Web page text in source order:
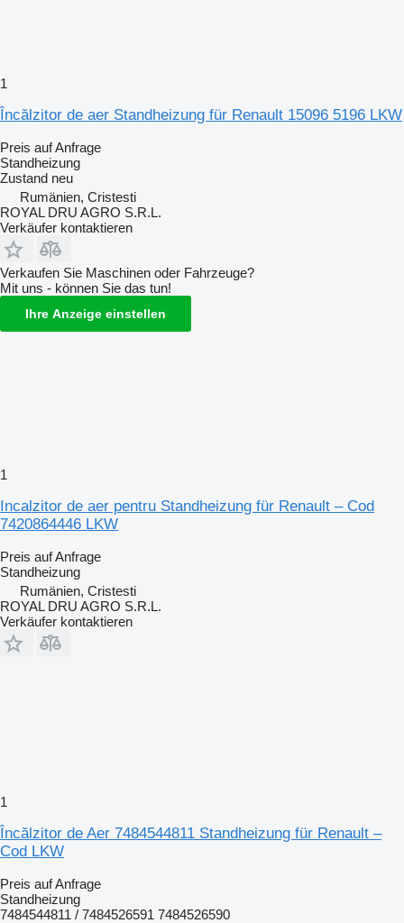
1
Încălzitor de aer Standheizung für Renault 15096 5196 LKW
Preis auf Anfrage
Standheizung
Zustand neu
Rumänien, Cristesti
ROYAL DRU AGRO S.R.L.
Verkäufer kontaktieren
Verkaufen Sie Maschinen oder Fahrzeuge?
Mit uns - können Sie das tun!
Ihre Anzeige einstellen
1
Incalzitor de aer pentru Standheizung für Renault – Cod
7420864446 LKW
Preis auf Anfrage
Standheizung
Rumänien, Cristesti
ROYAL DRU AGRO S.R.L.
Verkäufer kontaktieren
1
Încălzitor de Aer 7484544811 Standheizung für Renault –
Cod LKW
Preis auf Anfrage
Standheizung
7484544811 / 7484526591 7484526590